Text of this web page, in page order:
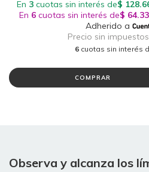
6 cuotas sin interés
COMPRAR
Observa y alcanza los